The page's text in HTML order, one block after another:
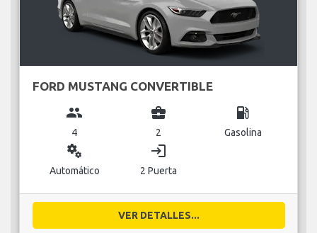
FORD MUSTANG CONVERTIBLE
group
4
business_center
2
local_gas_station
Gasolina
miscellaneous_services
Automático
login
2 Puerta
VER DETALLES...